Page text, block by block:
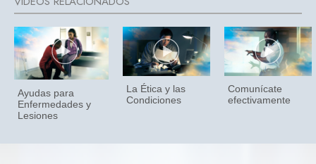
Ayudas para
Enfermedades y
Lesiones
La Ética y las
Condiciones
Comunícate
efectivamente